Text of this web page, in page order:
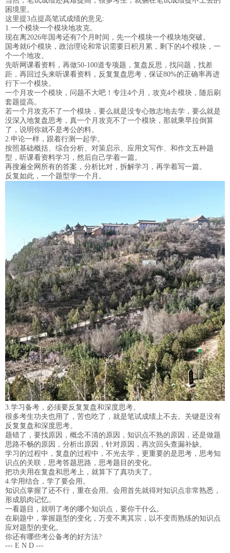
困境里。
这里提3点提高笔试成绩的意见:
1.一个模块一个模块地攻克。
现在离2026年国考还有7个月时间，先一个模块一个模块地突破。
国考就6个模块，政治理论和常识需要日积月累，剩下的4个模块，一
个一个地攻。
先听网课看资料，再做50-100道专项题，复盘反思，找问题，找差
距，再回过头来听课看资料，反复复盘思考，保证80%的正确率再进
行下一个模块。
一个月攻一个模块，问题不大吧！专注4个月，攻克4个模块，随后刷
套题提高。
若一个月攻克不了一个模块，要么就是没专心致志地去学，要么就是
没深入地复盘思考，真一个月攻克不了一个模块，那就乘早拉倒算
了，说明你就不是考公的料。
2.申论一样，跟着行测一起学。
按照基础概括、综合分析、对策启示、应用文写作、和作文五种题
型，听课看资料学习，然后自己学着一篇。
再搜遍全网所有的答案，分析比对，拆解学习，再学着写一篇。
反复如此，一个题型学一个月。
3.学习备考，必须要反复复盘和深度思考。
很多考生功夫也用了，苦也吃了，就是笔试成绩上不去。关键是没有
反复复盘和深度思考。
题错了，要找原因，概念不清的原因，知识点不熟的原因，还是做题
思路不畅的原因，分析出原因，针对原因，再次回头查漏补缺。
学习的过程中，复盘的过程中，不光去学，更重要的是思考，思考知
识点的关联，思考答题思路，思考题目的变化。
把功夫用在复盘和思考上，就算下了真功夫了。
4.学用结合，学了要会用。
知识点掌握了还不行，重在会用。会用首先就得对知识点非常熟悉，
形成肌肉记忆。
一看题目，就明了考的哪个知识点，要你干什么。
在刷题中，掌握题型的变化，万变不离其宗，以不变而熟练的知识点
应对题型的变化。
你还有哪些考公备考的好方法?
--- E N D ---